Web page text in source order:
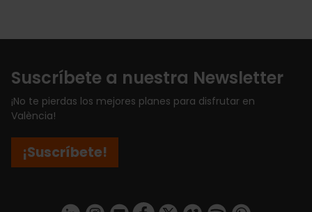
Suscríbete a nuestra Newsletter
¡No te pierdas los mejores planes para disfrutar en
València!
¡Suscríbete!